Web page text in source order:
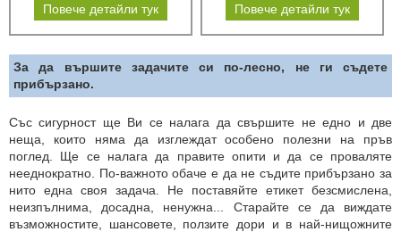
Повече детайли тук Повече детайли тук
За да вършите задачите си по-лесно, не ги съдете
прибързано.
Със сигурност ще Ви се налага да свършите не едно и две
неща, които няма да изглеждат особено полезни на пръв
поглед. Ще се налага да правите опити и да се проваляте
нееднократно. По-важното обаче е да не съдите прибързано за
нито една своя задача. Не поставяйте етикет безсмислена,
неизпълнима, досадна, ненужна... Старайте се да виждате
възможностите, шансовете, ползите дори и в най-нищожните